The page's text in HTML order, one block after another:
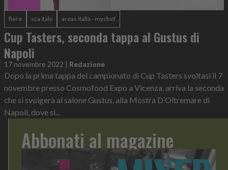
fiere sca italy areas italia - mychef
Cup Tasters, seconda tappa al Gustus di
Napoli
17 novembre 2022 | Redazione
Dopo la prima tappa del campionato di Cup Tasters svoltasi il 7
novembre presso Cosmofood Expo a Vicenza, arriva la seconda
che si svolgerà al salone Gustus, alla Mostra D’Oltremare di
Napoli, dove si...
Abbonati al magazine